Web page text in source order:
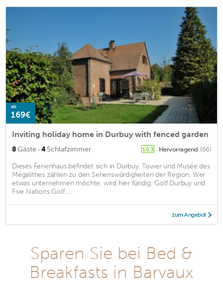
ab
169€
Inviting holiday home in Durbuy with fenced garden
8Gäste · 4Schlafzimmer 10,3 Hervorragend (66)
Dieses Ferienhaus befindet sich in Durbuy. Tower und Musée des
Mégalithes zählen zu den Sehenswürdigkeiten der Region. Wer
etwas unternehmen möchte, wird hier fündig: Golf Durbuy und
Five Nations Golf ...
zum Angebot
Sparen Sie bei Bed &
Breakfasts in Barvaux